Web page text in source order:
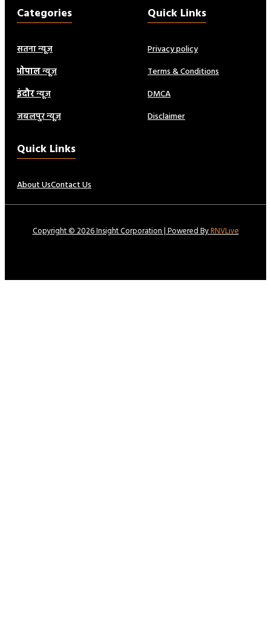
Categories
सतना न्यूज़
भोपालन्यूज़
इंदौरन्यूज़
जबलपुर न्यूज़
Quick Links
Privacy policy
Terms & Conditions
DMCA
Disclaimer
Quick Links
About UsContact Us
Copyright © 2026 Insight Corporation | Powered ByRNVLive